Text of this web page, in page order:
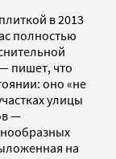
в 2013
полностью
пишет, что
оно «не
улицы
—
на